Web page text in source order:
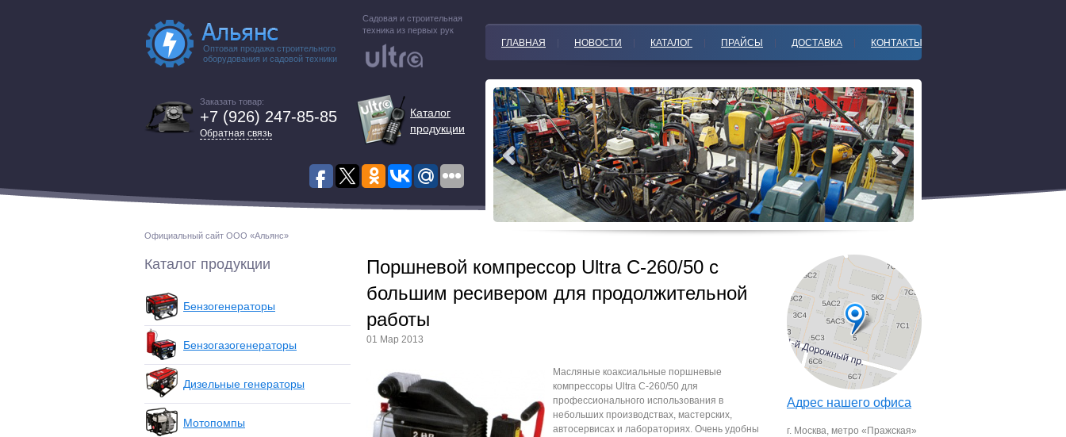
Оптовая продажа строительного
оборудования и садовой техники
Садовая и строительная
техника из первых рук
Заказать товар:
+7 (926) 247-85-85
Обратная связь
Каталог
продукции
Официальный сайт ООО «Альянс»
ГЛАВНАЯ НОВОСТИ КАТАЛОГ ПРАЙСЫ ДОСТАВКА КОНТАКТЫ
Каталог продукции
Бензогенераторы
Бензогазогенераторы
Дизельные генераторы
Мотопомпы
Поршневой компрессор Ultra C-260/50 с
большим ресивером для продолжительной
работы
01 Мар 2013
Масляные коаксиальные поршневые
компрессоры Ultra C-260/50 для
профессионального использования в
небольших производствах, мастерских,
автосервисах и лабораториях. Очень удобны
Адрес нашего офиса
г. Москва, метро «Пражская»